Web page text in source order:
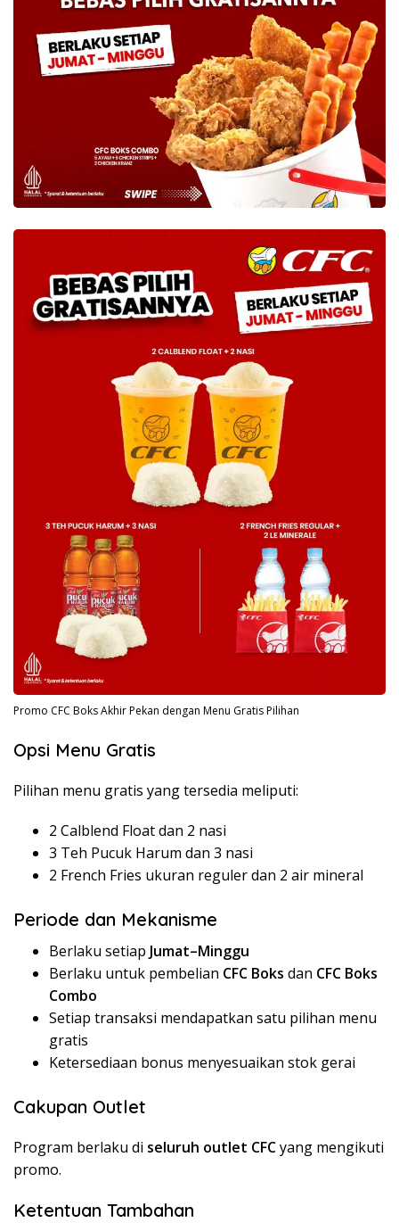
Promo CFC Boks Akhir Pekan dengan Menu Gratis Pilihan
Opsi Menu Gratis
Pilihan menu gratis yang tersedia meliputi:
2 Calblend Float dan 2 nasi
3 Teh Pucuk Harum dan 3 nasi
2 French Fries ukuran reguler dan 2 air mineral
Periode dan Mekanisme
Berlaku setiap Jumat–Minggu
Berlaku untuk pembelian CFC Boks dan CFC Boks
Combo
Setiap transaksi mendapatkan satu pilihan menu
gratis
Ketersediaan bonus menyesuaikan stok gerai
Cakupan Outlet
Program berlaku di seluruh outlet CFCyang mengikuti
promo.
Ketentuan Tambahan